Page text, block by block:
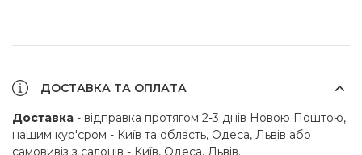
ДОСТАВКА ТА ОПЛАТА
Доставка - відправка протягом 2-3 днів Новою Поштою,
нашим кур'єром - Київ та область, Одеса, Львів або
самовивіз з салонів - Київ, Одеса, Львів.